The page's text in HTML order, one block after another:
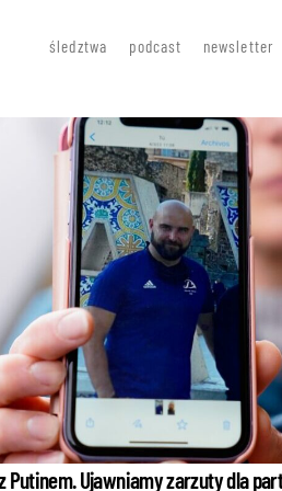
śledztwa podcast newsletter
Putinem. Ujawniamy zarzuty dla